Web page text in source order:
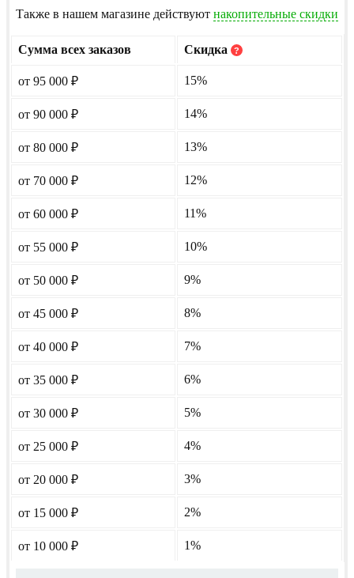
Также в нашем магазине действуют накопительные скидки
Сумма всех заказов Скидка ?
от 95 000 ₽ 15%
от 90 000 ₽ 14%
от 80 000 ₽ 13%
от 70 000 ₽ 12%
от 60 000 ₽ 11%
от 55 000 ₽ 10%
от 50 000 ₽ 9%
от 45 000 ₽ 8%
от 40 000 ₽ 7%
от 35 000 ₽ 6%
от 30 000 ₽ 5%
от 25 000 ₽ 4%
от 20 000 ₽ 3%
от 15 000 ₽ 2%
от 10 000 ₽ 1%